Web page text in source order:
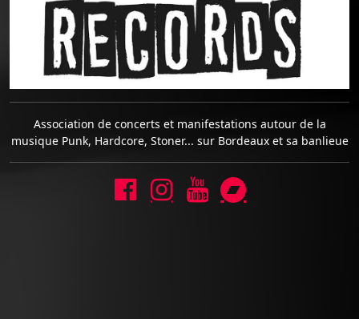
Association de concerts et manifestations autour de la
musique Punk, Hardcore, Stoner... sur Bordeaux et sa banlieue